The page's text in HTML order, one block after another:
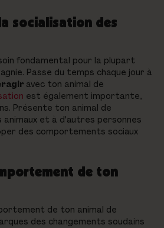
socialisation des
fondamental pour la plupart
Passe du temps chaque jour à
avec ton animal de
est également importante,
Présente ton animal de
animaux et à d'autres personnes
des comportements sociaux
de ton
de ton animal de
des changements soudains